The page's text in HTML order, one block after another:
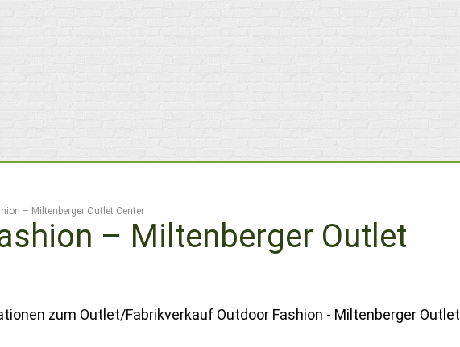
– Miltenberger Outlet Center
– Miltenberger Outlet
zum Outlet/Fabrikverkauf Outdoor Fashion - Miltenberger Outlet